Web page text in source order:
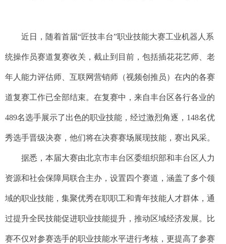
近日，随着首届“匠技丰台”职业技能大赛工业机器人系
统操作员赛道复赛收关，截止到目前，包括插花花艺师、老
年人能力评估师、互联网营销师（视频创推员）在内的各赛
道复赛工作已全部结束。在复赛中，来自丰台区各行各业的
489名选手展示了出色的职业技能，经过激烈角逐，148名优
秀选手晋级决赛，他们将在决赛赛场展现技能，赛出风采。
据悉，本届大赛由北京市丰台区委组织部和丰台区人力
资源和社会保障局联合主办，设置四个赛道，涵盖了多个领
域的职业技能，集聚优秀在职职工和青年技能人才群体，通
过提升全民技能促进职业技能提升，推动区域经济发展。比
赛不仅对参赛选手的职业技能水平进行考核，更提高了参赛